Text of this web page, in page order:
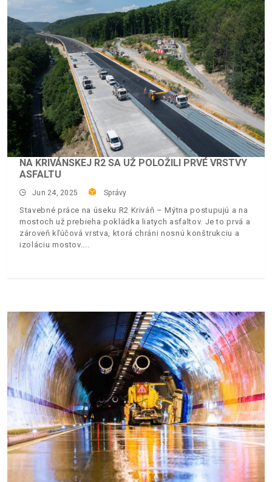
NA KRIVÁNSKEJ R2 SA UŽ POLOŽILI PRVÉ VRSTVY
ASFALTU
Jun 24, 2025 Správy
Stavebné práce na úseku R2 Kriváň – Mýtna postupujú a na
mostoch už prebieha pokládka liatych asfaltov. Je to prvá a
zároveň kľúčová vrstva, ktorá chráni nosnú konštrukciu a
izoláciu mostov.